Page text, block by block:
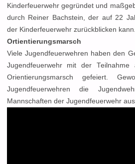
Kinderfeuerwehr gegründet und
durch Reiner Bachstein, der auf 22
der Kinderfeuerwehr zurückblicken kann.
Ortientierungsmarsch
Viele Jugendfeuerwehren haben den
Jugendfeuerwehr mit der Teilnahme
Orientierungsmarsch gefeiert.
Jugendfeuerwehren die
Mannschaften der Jugendfeuerwehr aus